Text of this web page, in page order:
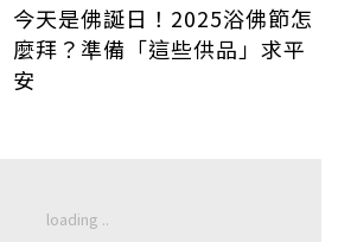
今天是佛誕日！2025浴佛節怎
麼拜？準備「這些供品」求平
安